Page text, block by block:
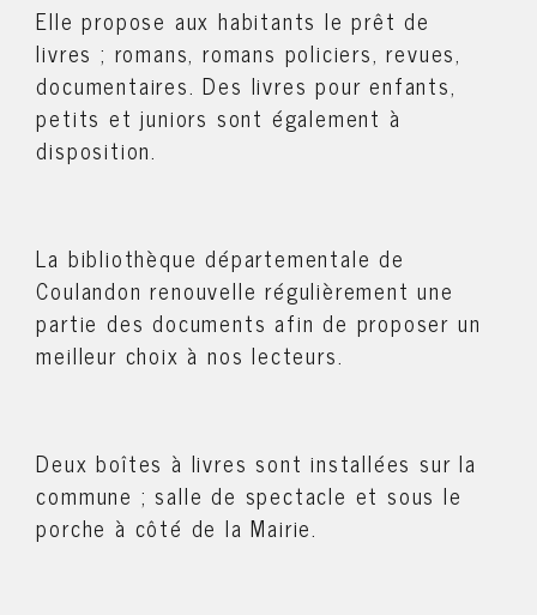
Elle propose aux habitants le prêt de
livres ; romans, romans policiers, revues,
documentaires. Des livres pour enfants,
petits et juniors sont également à
disposition.
La bibliothèque départementale de
Coulandon renouvelle régulièrement une
partie des documents afin de proposer un
meilleur choix à nos lecteurs.
Deux boîtes à livres sont installées sur la
commune ; salle de spectacle et sous le
porche à côté de la Mairie.